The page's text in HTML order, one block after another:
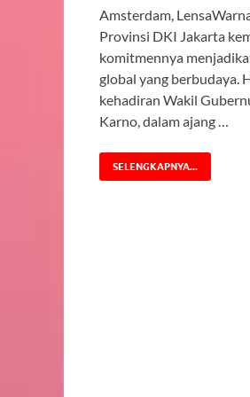
Amsterdam,
Provinsi DKI Jakarta
komitmennya
global yang berbudaya.
kehadiran Wakil
Karno, dalam ajang …
SELENGKAPNYA...